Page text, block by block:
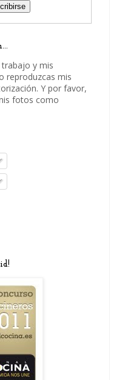
y mis
reproduzcas mis
Y por favor,
fotos como